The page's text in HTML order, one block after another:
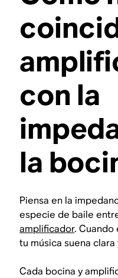
con la
la
Piensa en la
especie de baile
amplificador. Cuando
tu música suena
Cada bocina y